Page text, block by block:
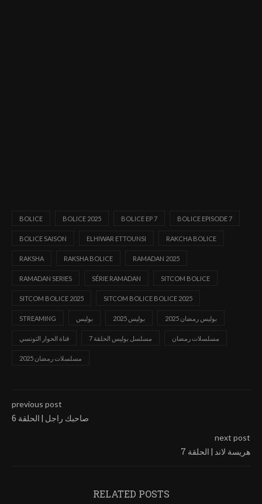
BOLICE BOLICE 2025 BOLICE EP 7 BOLICE EPISODE 7
BOLICE SAISON ELHIWAR ETTOUNSI RAKCHA BOLICE
RAKSHA RAKSHA BOLICE RAMADAN 2025
RAMADAN SERIES SÉRIE RAMADAN SITCOM BOLICE
SITCOM BOLICE 2025 SITCOM BOLICE BOLICE 2025
STREAMING بوليس بوليس 2025 بوليس رمضان 2025
قناة الحوار التونسي مسلسل بوليس الحلقة 7 مسلسلات رمضان
مسلسلات رمضان 2025
previous post
صاحبك راجل | الحلقة 6
next post
هريسة لاند | الحلقة 7
RELATED POSTS